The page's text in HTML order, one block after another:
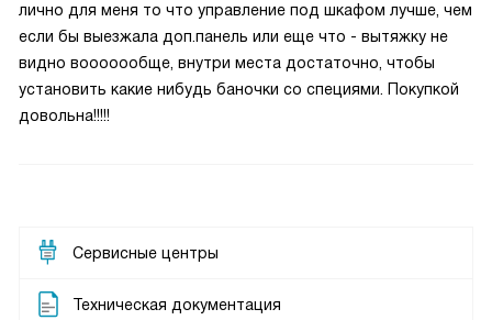
лично для меня то что управление под шкафом лучше, чем
если бы выезжала доп.панель или еще что - вытяжку не
видно вооооообще, внутри места достаточно, чтобы
установить какие нибудь баночки со специями. Покупкой
довольна!!!!!
Сервисные центры
Техническая документация